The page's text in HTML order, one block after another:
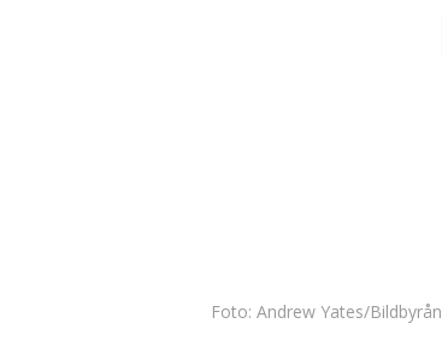
Foto: Andrew Yates/Bildbyrån